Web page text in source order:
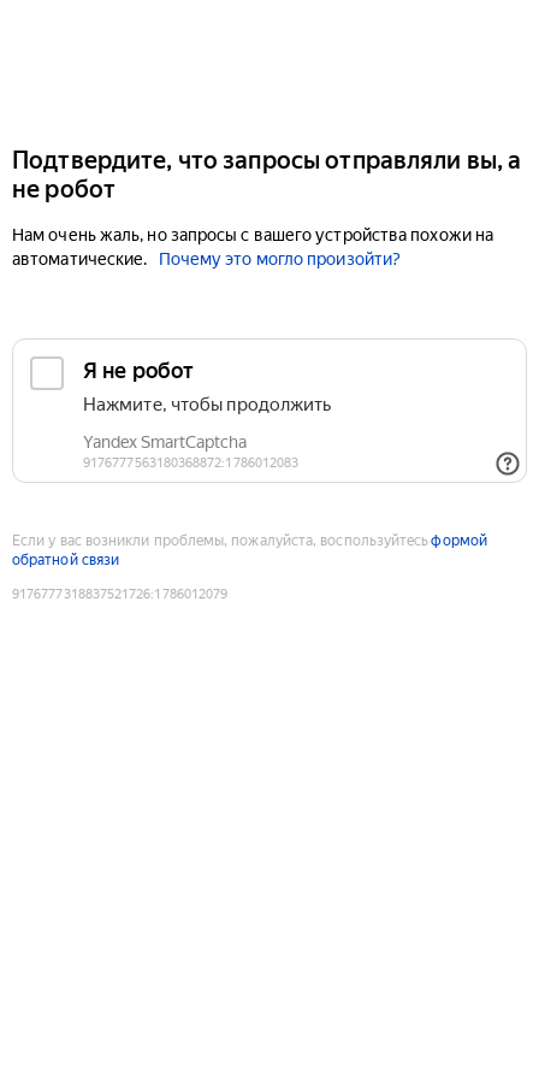
Подтвердите, что запросы отправляли вы, а
не робот
Нам очень жаль, но запросы с вашего устройства похожи на
автоматические.
Почему это могло произойти?
Если у вас возникли проблемы, пожалуйста, воспользуйтесьформой
обратной связи
9176777318837521726:1786012079